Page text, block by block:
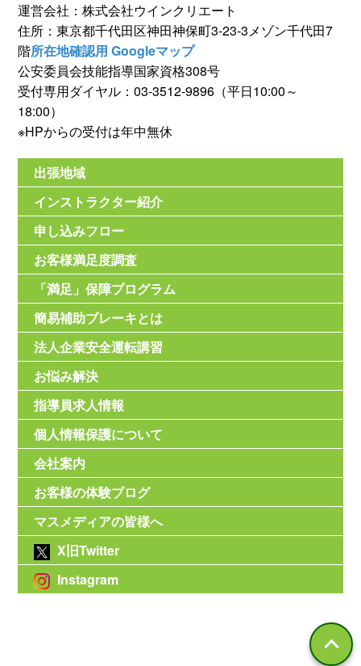
運営会社：株式会社ウインクリエート
住所：東京都千代田区神田神保町3-23-3メゾン千代田7
階所在地確認用 Googleマップ
公安委員会技能指導国家資格308号
受付専用ダイヤル：03-3512-9896（平日10:00～
18:00）
※HPからの受付は年中無休
出張地域
インストラクター紹介
申し込みフロー
お客様満足度調査
「満足」保障プログラム
簡易補助ブレーキとは
法人企業安全運転講習
お悩み解決
指導員求人情報
個人情報保護について
会社案内
お客様の体験ブログ
マスメディアの皆様へ
X旧Twitter
Instagram